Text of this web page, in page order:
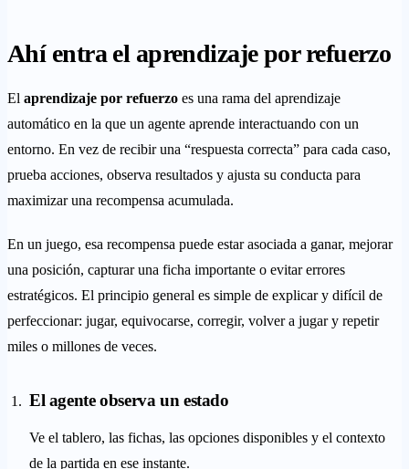
Ahí entra el aprendizaje por refuerzo
El aprendizaje por refuerzo es una rama del aprendizaje
automático en la que un agente aprende interactuando con un
entorno. En vez de recibir una “respuesta correcta” para cada caso,
prueba acciones, observa resultados y ajusta su conducta para
maximizar una recompensa acumulada.
En un juego, esa recompensa puede estar asociada a ganar, mejorar
una posición, capturar una ficha importante o evitar errores
estratégicos. El principio general es simple de explicar y difícil de
perfeccionar: jugar, equivocarse, corregir, volver a jugar y repetir
miles o millones de veces.
El agente observa un estado
Ve el tablero, las fichas, las opciones disponibles y el contexto
de la partida en ese instante.